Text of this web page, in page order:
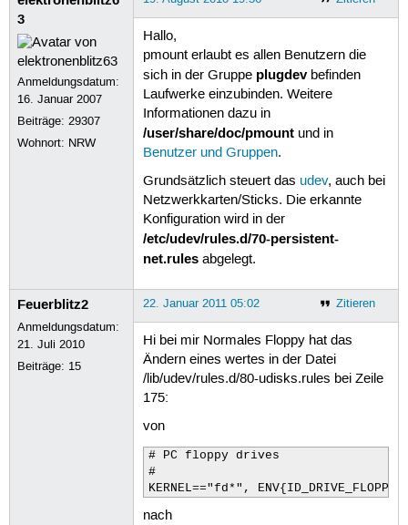
3
Anmeldungsdatum:
16. Januar 2007
Beiträge:29307
Wohnort: NRW
Hallo,
pmount erlaubt es allen Benutzern die
sich in der Gruppe plugdevbefinden
Laufwerke einzubinden. Weitere
Informationen dazu in
/user/share/doc/pmountund in
Benutzer und Gruppen.
Grundsätzlich steuert das udev, auch bei
Netzwerkkarten/Sticks. Die erkannte
Konfiguration wird in der
/etc/udev/rules.d/70-persistent-
net.rulesabgelegt.
Feuerblitz2
Anmeldungsdatum:
21. Juli 2010
Beiträge: 15
Zitieren
22. Januar 2011 05:02
Hi bei mir Normales Floppy hat das
Ändern eines wertes in der Datei
/lib/udev/rules.d/80-udisks.rules bei Zeile
175:
von
# PC floppy drives
#
KERNEL=="fd*",
nach